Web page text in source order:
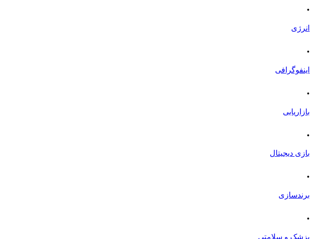
.
انرژی
.
اینفوگرافی
.
بازاریابی
.
بازی دیجیتال
.
برندسازی
.
پزشک و سلامتی